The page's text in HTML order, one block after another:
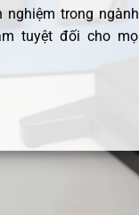
trong
tuyệt đối cho